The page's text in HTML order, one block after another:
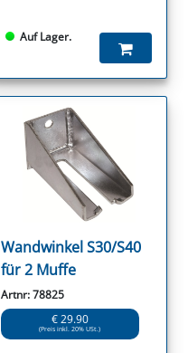
Auf Lager.
Wandwinkel S30/S40
für 2 Muffe
Artnr: 78825
€ 29.90
(Preis inkl. 20% USt.)